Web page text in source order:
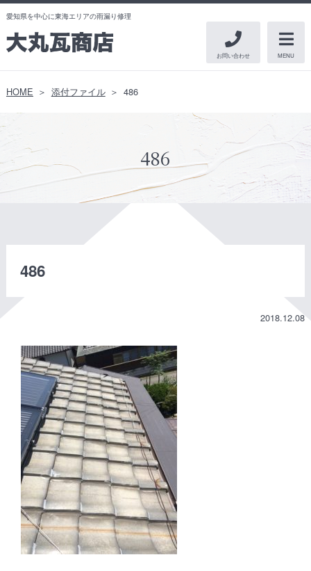
愛知県を中心に東海エリアの雨漏り修理
お問い合わせ MENU
HOME 添付ファイル 486
486
486
2018.12.08